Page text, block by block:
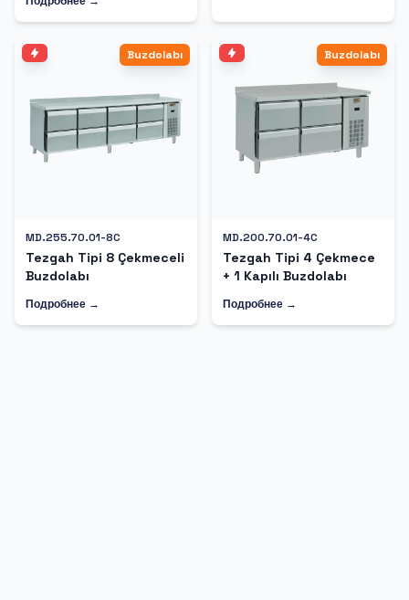
Buzdolabı
MD.255.70.01-8C
Tezgah Tipi 8 Çekmeceli
Buzdolabı
Подробнее →
Buzdolabı
MD.200.70.01-4C
Tezgah Tipi 4 Çekmece
+ 1 Kapılı Buzdolabı
Подробнее →